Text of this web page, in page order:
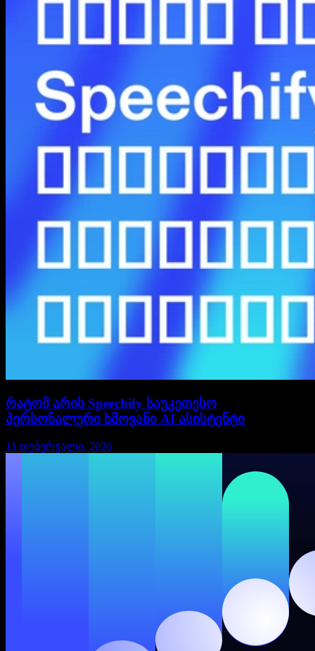
რატომ არის Speechify საუკეთესო
პერსონალური ხმოვანი AI ასისტენტი
11 თებერვალი, 2026